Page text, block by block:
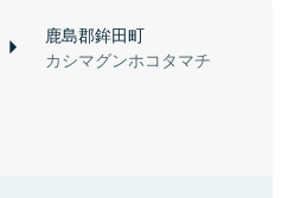
鹿島郡鉾田町
カシマグンホコタマチ